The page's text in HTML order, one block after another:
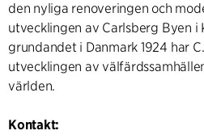
den nyliga renoveringen och
utvecklingen av Carlsberg Byen i
grundandet i Danmark 1924 har
utvecklingen av
världen.
Kontakt: